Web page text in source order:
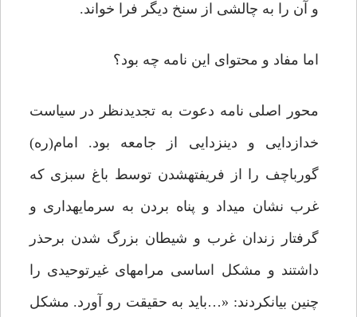
و آن را به چالشی از سنخ دیگر فرا خواند.
اما مفاد و محتوای این نامه چه بود؟
محور اصلی نامه دعوت به تجدیدنظر در سیاست
خدازدایی و دین­زدایی از جامعه بود. امام(­ره)
گورباچف را از فریفته­شدن توسط باغ سبزی که
غرب نشان می­داد و پناه ­بردن به سرمایه­داری و
گرفتار زندان غرب و شیطان بزرگ شدن برحذر
داشتند و مشکل اساسی مرام­های غیرتوحیدی را
چنین بیان­کردند: «…باید به حقیقت رو آورد. مشکل